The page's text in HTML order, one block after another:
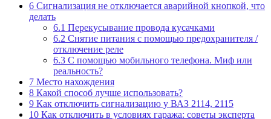
6 Сигнализация не отключается аварийной кнопкой, что
делать
6.1 Перекусывание провода кусачками
6.2 Снятие питания с помощью предохранителя /
отключение реле
6.3 С помощью мобильного телефона. Миф или
реальность?
7 Место нахождения
8 Какой способ лучше использовать?
9 Как отключить сигнализацию у ВАЗ 2114, 2115
10 Как отключить в условиях гаража: советы эксперта